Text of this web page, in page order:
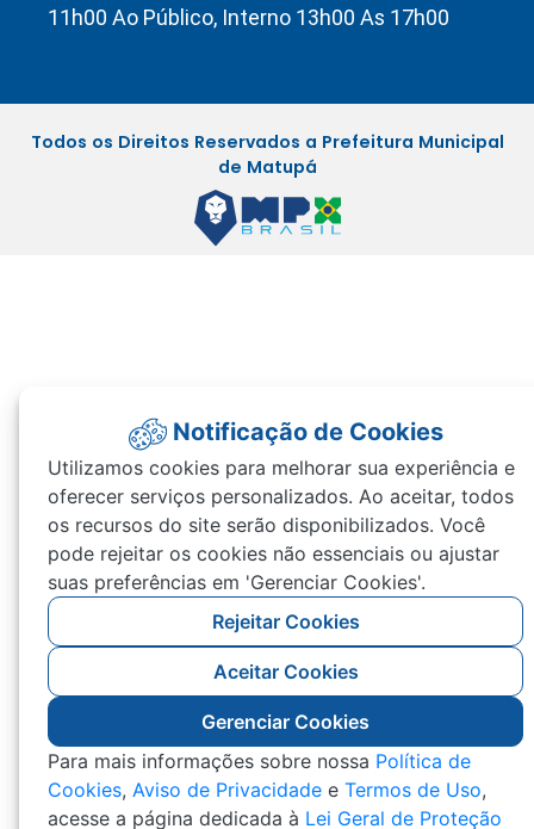
11h00 Ao Público, Interno 13h00 As 17h00
Todos os Direitos Reservados a Prefeitura Municipal
de Matupá
Notificação de Cookies
Utilizamos cookies para melhorar sua experiência e
oferecer serviços personalizados. Ao aceitar, todos
os recursos do site serão disponibilizados. Você
pode rejeitar os cookies não essenciais ou ajustar
suas preferências em 'Gerenciar Cookies'.
Rejeitar Cookies
Aceitar Cookies
Gerenciar Cookies
Para mais informações sobre nossa Política de
Cookies, Aviso de Privacidade e Termos de Uso,
acesse a página dedicada à Lei Geral de Proteção